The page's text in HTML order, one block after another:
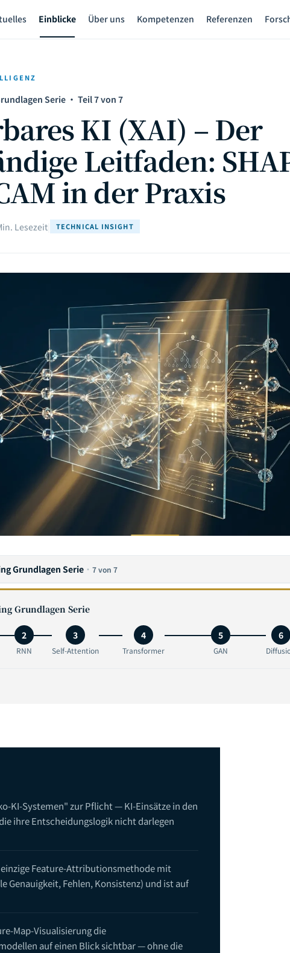
Einblicke Über uns Kompetenzen Referenzen
Serie · Teil 7 von 7
KI (XAI) – Der
Leitfaden:
in der Praxis
Lesezeit TECHNICAL INSIGHT
Grundlagen Serie · 7 von 7
Grundlagen Serie
2
RNN
3
Self-Attention
4
Transformer
5
GAN
6
KI-Systemen" zur Pflicht — KI-Einsätze in den
ihre Entscheidungslogik nicht darlegen
einzige Feature-Attributionsmethode mit
Fehlen, Konsistenz) und ist auf
Map-Visualisierung die
auf einen Blick sichtbar — ohne die